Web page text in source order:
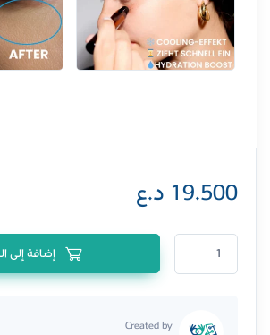
19.500 د.ع
كمية سيروم نيوويل آيس ثيرابي المضاد للتجاعيد للعين 10 مل
Created by